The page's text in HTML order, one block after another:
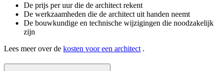
De prijs per uur die de architect rekent
De werkzaamheden die de architect uit handen neemt
De bouwkundige en technische wijzigingen die noodzakelijk
zijn
Lees meer over de kosten voor een architect .